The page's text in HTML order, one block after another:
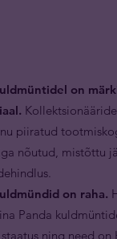
on
piiratud
nõutud, mistõttu
on raha.
Panda
ning need on